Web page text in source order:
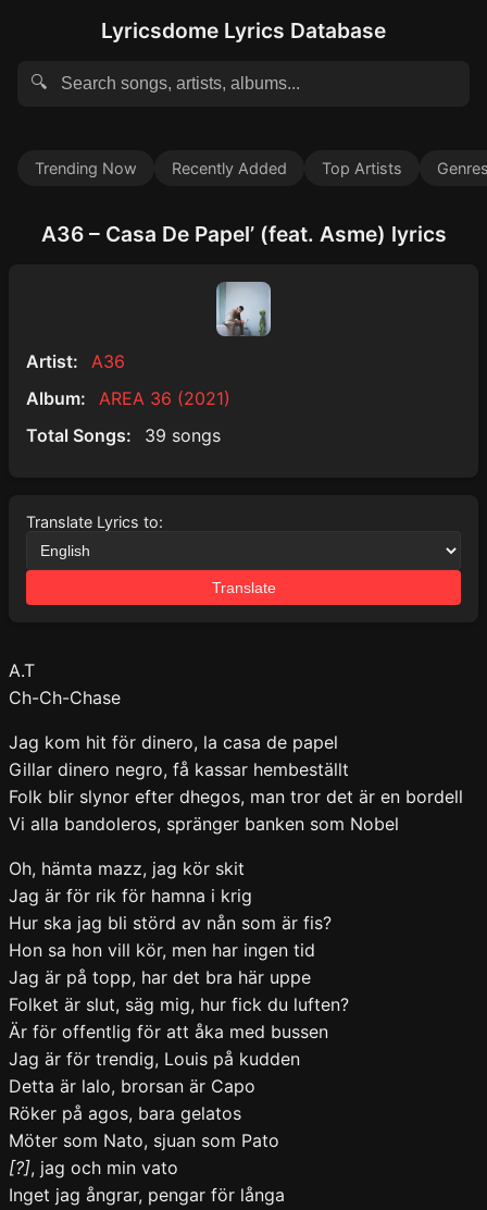
Lyricsdome Lyrics Database
🔍
Trending Now Recently Added Top Artists
A36 – Casa De Papel’ (feat. Asme) lyrics
Artist:
A36
Album:
AREA 36 (2021)
Total Songs:
39 songs
Translate Lyrics to:
Translate
A.T
Ch-Ch-Chase
Jag kom hit för dinero, la casa de papel
Gillar dinero negro, få kassar hembeställt
Folk blir slynor efter dhegos, man tror det är en bordell
Vi alla bandoleros, spränger banken som Nobel
Oh, hämta mazz, jag kör skit
Jag är för rik för hamna i krig
Hur ska jag bli störd av nån som är fis?
Hon sa hon vill kör, men har ingen tid
Jag är på topp, har det bra här uppe
Folket är slut, säg mig, hur fick du luften?
Är för offentlig för att åka med bussen
Jag är för trendig, Louis på kudden
Detta är lalo, brorsan är Capo
Röker på agos, bara gelatos
Möter som Nato, sjuan som Pato
[?], jag och min vato
Inget jag ångrar, pengar för långa